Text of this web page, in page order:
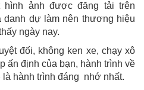
ảnh được đăng tải trên
dự làm nên thương hiệu
ngày nay.
đối, không ken xe, chạy xô
ấn định của bạn, hành trình về
hành trình đáng nhớ nhất.